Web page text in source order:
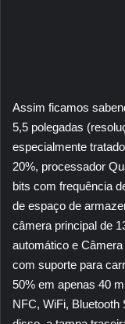
Assim ficamos
5,5 polegadas
especialmente
20%, processador
bits com frequência
de espaço de
câmera principal de
automático e
com suporte para
50% em apenas 40
NFC, WiFi,